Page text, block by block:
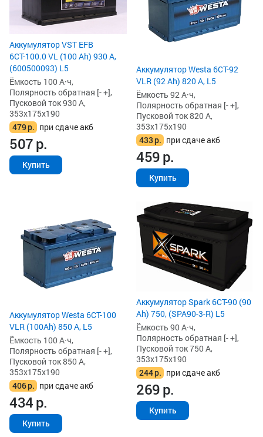
Аккумулятор VST EFB
6СТ-100.0 VL (100 Ah) 930 А,
(600500093) L5
Ёмкость 100 А·ч,
Полярность обратная [- +],
Пусковой ток 930 А,
353x175x190
479р. при сдаче акб
507р.
Купить
Аккумулятор Westa 6СТ-92
VLR (92 Ah) 820 А, L5
Ёмкость 92 А·ч,
Полярность обратная [- +],
Пусковой ток 820 А,
353x175x190
433р. при сдаче акб
459р.
Купить
Аккумулятор Westa 6СТ-100
VLR (100Ah) 850 А, L5
Ёмкость 100 А·ч,
Полярность обратная [- +],
Пусковой ток 850 А,
353x175x190
406р. при сдаче акб
434р.
Купить
Аккумулятор Spark 6СТ-90 (90
Ah) 750, (SPA90-3-R) L5
Ёмкость 90 А·ч,
Полярность обратная [- +],
Пусковой ток 750 А,
353x175x190
244р. при сдаче акб
269р.
Купить